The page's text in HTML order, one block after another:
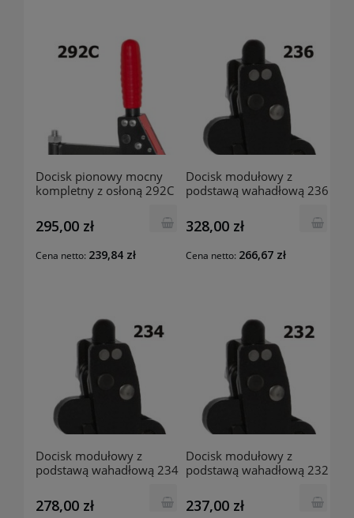
Docisk pionowy mocny
kompletny z osłoną 292C
295,00 zł
Cena netto: 239,84 zł
Docisk modułowy z
podstawą wahadłową 236
328,00 zł
Cena netto: 266,67 zł
Docisk modułowy z
podstawą wahadłową 234
278,00 zł
Docisk modułowy z
podstawą wahadłową 232
237,00 zł